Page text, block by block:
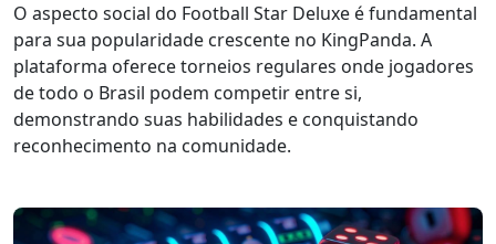
O aspecto social do Football Star Deluxe é fundamental
para sua popularidade crescente no KingPanda. A
plataforma oferece torneios regulares onde jogadores
de todo o Brasil podem competir entre si,
demonstrando suas habilidades e conquistando
reconhecimento na comunidade.